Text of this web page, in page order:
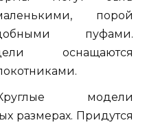
порой
пуфами.
оснащаются
модели
размерах. Придутся